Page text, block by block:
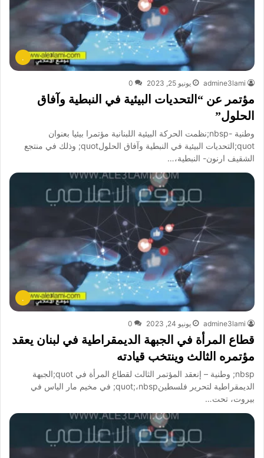
.
admine3lami يونيو 25, 2023 0
مؤتمر عن “التحديات البيئية في النبطية وآفاق
الحلول”
وطنية -nbsp;نظمت الحركة البيئية اللبنانية مؤتمرا بيئيا بعنوان
quot;التحديات البيئية في النبطية وآفاق الحلولquot; وذلك في منتجع
الشقيف ارنون- النبطية،…
.
admine3lami يونيو 24, 2023 0
قطاع المرأة في الجبهة الديمقراطية في لبنان يعقد
مؤتمره الثالث وينتخب قيادته
nbsp; وطنية – إنعقد المؤتمر الثالث لقطاع المرأة في quot;الجبهة
الديمقراطية لتحرير فلسطينquot;،nbsp; في مخيم مار الياس في
بيروت، تحت…